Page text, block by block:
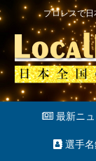
プロレスで
最新ニ
選手名